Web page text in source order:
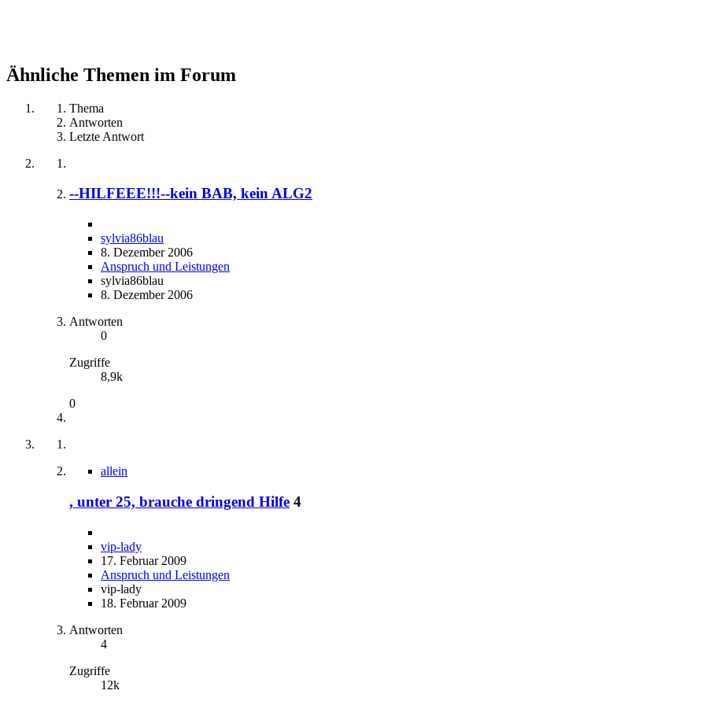
Ähnliche Themen im Forum
Thema
Antworten
Letzte Antwort
--HILFEEE!!!--kein BAB, kein ALG2
sylvia86blau
8. Dezember 2006
Anspruch und Leistungen
sylvia86blau
8. Dezember 2006
Antworten
0
Zugriffe
8,9k
0
allein
, unter 25, brauche dringend Hilfe 4
vip-lady
17. Februar 2009
Anspruch und Leistungen
vip-lady
18. Februar 2009
Antworten
4
Zugriffe
12k